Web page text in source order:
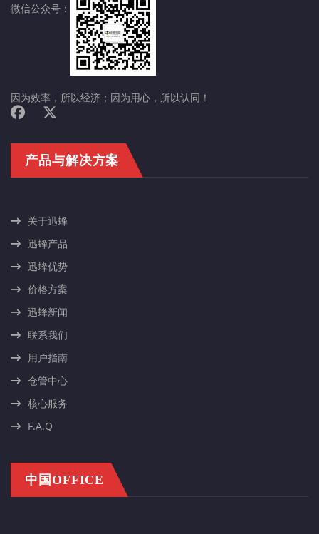
微信公众号：
因为效率，所以经济；因为用心，所以认同！
产品与解决方案
关于迅蜂
迅蜂产品
迅蜂优势
价格方案
迅蜂新闻
联系我们
用户指南
仓管中心
核心服务
F.A.Q
中国OFFICE